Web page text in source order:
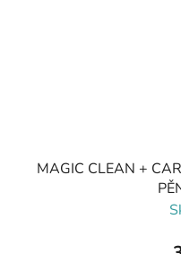
MAGIC CLEAN +